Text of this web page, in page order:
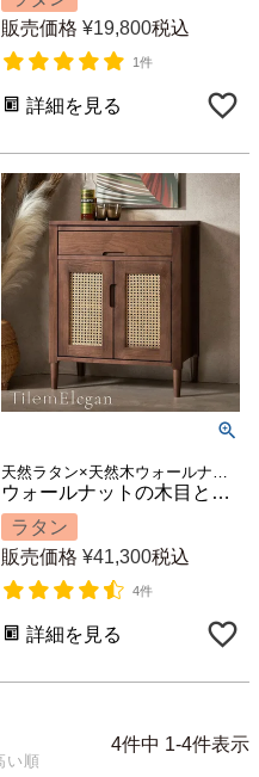
販売価格 ¥19,800税込
1件
詳細を見る
ウォールナットの木目とラタンメッシュのコンビネーションがリゾート感を醸し出すコンパクトなアジアンサイドボード（ティレムエレガンシリーズ）[ 67179 ]
ラタン
販売価格 ¥41,300税込
4件
詳細を見る
い順
4件中 1-4件表示